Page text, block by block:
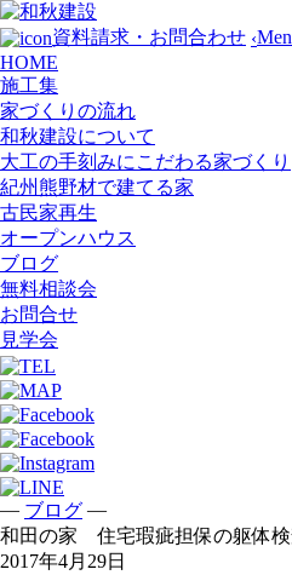
資料請求・お問合わせ ‹
HOME
施工集
家づくりの流れ
和秋建設について
大工の手刻みにこだわる家づくり
紀州熊野材で建てる家
古民家再生
オープンハウス
ブログ
無料相談会
お問合せ
見学会
— ブログ —
和田の家 住宅瑕疵担保の躯体検
2017年4月29日